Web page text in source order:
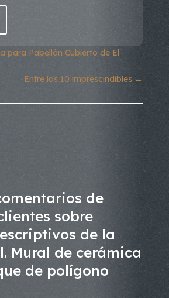
para Pabellón Cubierto de El
Entre los 10 imprescindibles →
de
sobre
de la
Mural de cerámica
de polígono